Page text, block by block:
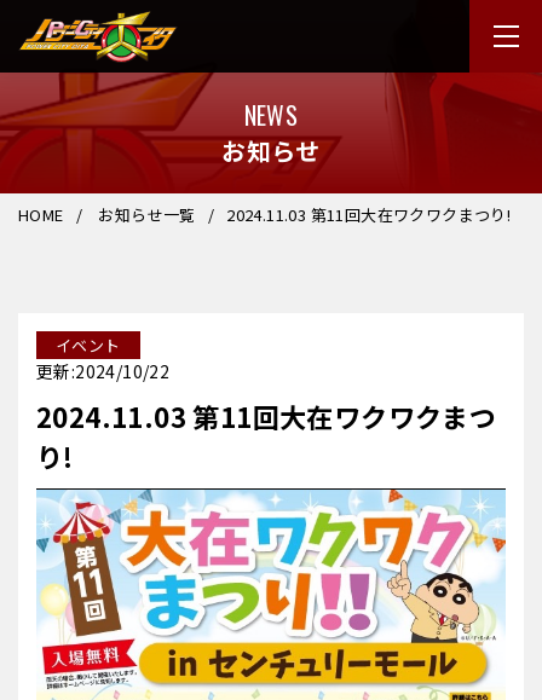
NEWS
お知らせ
HOME お知らせ一覧 2024.11.03 第11回大在ワクワクまつり!
イベント
更新:2024/10/22
2024.11.03 第11回大在ワクワクまつ
り!